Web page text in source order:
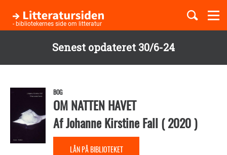
Senest opdateret 30/6-24
hovedindhold
- bibliotekernes side om litteratur
Børnebøger
Temaer
BOG
OM NATTEN HAVET
AfJohanne Kirstine Fall (2020)
LÅN PÅ BIBLIOTEKET